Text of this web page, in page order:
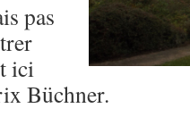
pas
ici
Büchner.